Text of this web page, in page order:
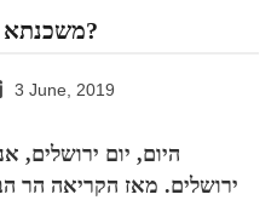
משכנתא בקלות, גם מעבר לקו הירוק?
3 June, 2019
ירושלים. מאז הקריאה הר